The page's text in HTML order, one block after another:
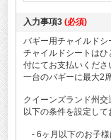
入力事項3 (必須)
バギー用チャイルドシ
チャイルドシートは
付にてお支払いくださ
一台のバギーに最大2
クイーンズランド州
以下の条件を設定して
- 6ヶ月以下のお子様